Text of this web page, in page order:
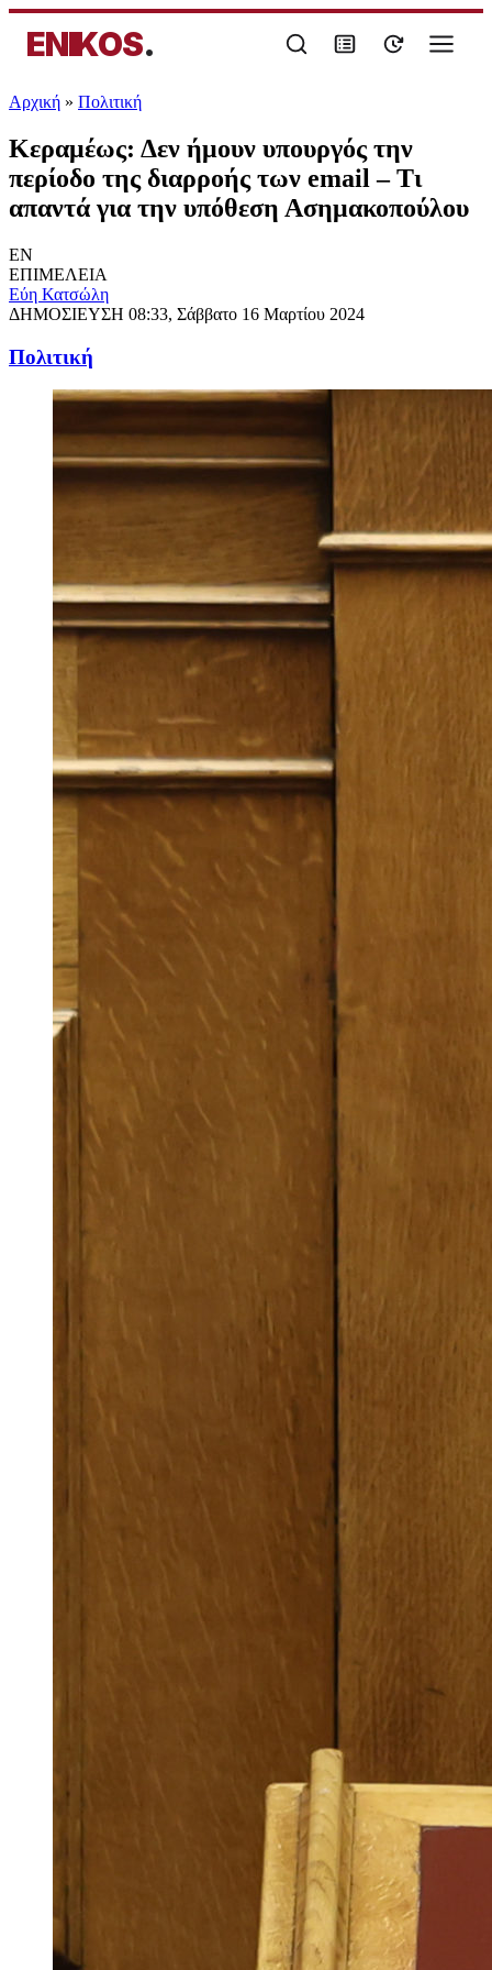
ENIKOS.
Αρχική » Πολιτική
Κεραμέως: Δεν ήμουν υπουργός την
περίοδο της διαρροής των email – Τι
απαντά για την υπόθεση Ασημακοπούλου
EN
ΕΠΙΜΕΛΕΙΑ
Εύη Κατσώλη
ΔΗΜΟΣΙΕΥΣΗ 08:33, Σάββατο 16 Μαρτίου 2024
Πολιτική